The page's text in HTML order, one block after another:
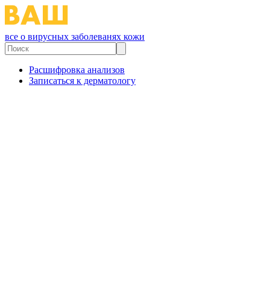
все о вирусных заболеванях кожи
Расшифровка анализов
Записаться к дерматологу